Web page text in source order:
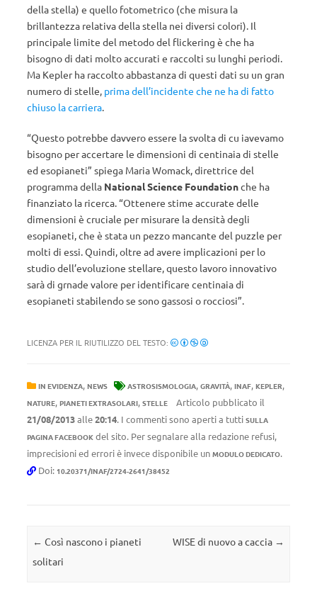
della stella) e quello fotometrico (che misura la
brillantezza relativa della stella nei diversi colori). Il
principale limite del metodo del flickering è che ha
bisogno di dati molto accurati e raccolti su lunghi periodi.
Ma Kepler ha raccolto abbastanza di questi dati su un gran
numero di stelle, prima dell’incidente che ne ha di fatto
chiuso la carriera.
“Questo potrebbe davvero essere la svolta di cu iavevamo
bisogno per accertare le dimensioni di centinaia di stelle
ed esopianeti” spiega Maria Womack, direttrice del
programma della National Science Foundationche ha
finanziato la ricerca. “Ottenere stime accurate delle
dimensioni è cruciale per misurare la densità degli
esopianeti, che è stata un pezzo mancante del puzzle per
molti di essi. Quindi, oltre ad avere implicazioni per lo
studio dell’evoluzione stellare, questo lavoro innovativo
sarà di grnade valore per identificare centinaia di
esopianeti stabilendo se sono gassosi o rocciosi”.
LICENZA PER IL RIUTILIZZO DEL TESTO:
IN EVIDENZA, NEWS ASTROSISMOLOGIA, GRAVITÀ, INAF, KEPLER,
NATURE, PIANETI EXTRASOLARI, STELLE
Articolo pubblicato il
21/08/2013alle20:14. I commenti sono aperti a tutti SULLA
PAGINA FACEBOOK del sito. Per segnalare alla redazione refusi,
imprecisioni ed errori è invece disponibile un MODULO DEDICATO.
Doi: 10.20371/INAF/2724-2641/38452
Navigazione articolo
← Così nascono i pianeti
solitari
WISE di nuovo a caccia →